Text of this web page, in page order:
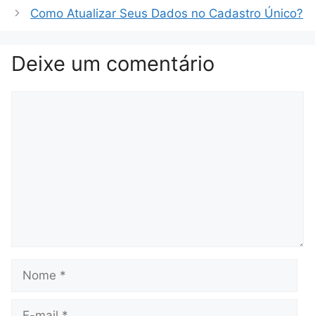
Como Atualizar Seus Dados no Cadastro Único?
Deixe um comentário